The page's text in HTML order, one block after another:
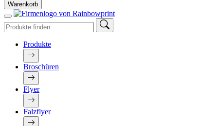
Warenkorb
Produkte
Broschüren
Flyer
Falzflyer